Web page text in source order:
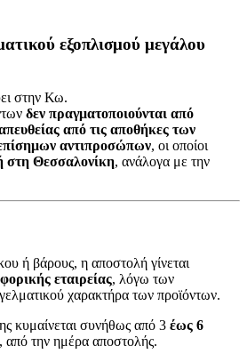
εξοπλισμού μεγάλου
στην Κω.
δεν πραγματοποιούνται από
από τις αποθήκες των
αντιπροσώπων, οι οποίοι
στη Θεσσαλονίκη, ανάλογα με την
ή βάρους, η αποστολή γίνεται
εταιρείας, λόγω των
χαρακτήρα των προϊόντων.
κυμαίνεται συνήθως από 3 έως 6
, από την ημέρα αποστολής.